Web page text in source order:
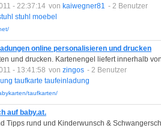
- 22:37:14 von kaiwegner81 - 2 Benutzer
stuhl moebel
online personalisieren und drucken
und drucken. Kartenengel liefert innerhalb
- 13:41:58 von zingos - 2 Benutzer
taufkarte taufeinladung
taufkarten/
auf baby.at.
Tipps rund und Kinderwunsch &